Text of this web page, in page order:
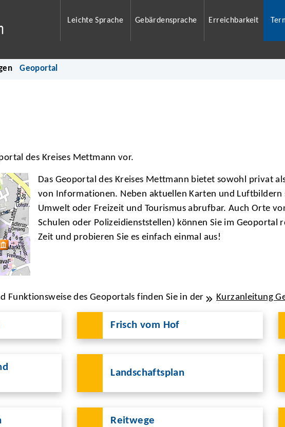
Leichte Sprache Gebärdensprache Erreichbarkeit
Geoportal
des Kreises Mettmann vor.
Das Geoportal des Kreises Mettmann bietet sowohl privat
von Informationen. Neben aktuellen Karten und
Umwelt oder Freizeit und Tourismus abrufbar. Auch Orte
Schulen oder Polizeidienststellen) können Sie im Geoportal
Zeit und probieren Sie es einfach einmal aus!
Funktionsweise des Geoportals finden Sie in der Kurzanleitung
Frisch vom Hof
Landschaftsplan
Reitwege